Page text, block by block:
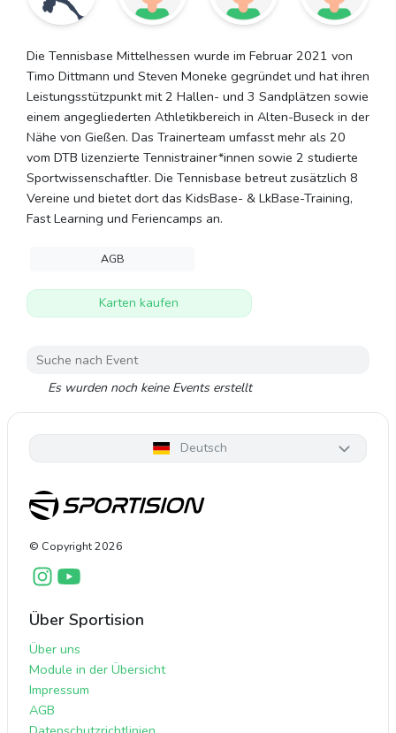
Die Tennisbase Mittelhessen wurde im Februar 2021 von
Timo Dittmann und Steven Moneke gegründet und hat ihren
Leistungsstützpunkt mit 2 Hallen- und 3 Sandplätzen sowie
einem angegliederten Athletikbereich in Alten-Buseck in der
Nähe von Gießen. Das Trainerteam umfasst mehr als 20
vom DTB lizenzierte Tennistrainer*innen sowie 2 studierte
Sportwissenschaftler. Die Tennisbase betreut zusätzlich 8
Vereine und bietet dort das KidsBase- & LkBase-Training,
Fast Learning und Feriencamps an.
AGB
Karten kaufen
Es wurden noch keine Events erstellt
Deutsch
© Copyright2026
Über Sportision
Über uns
Module in der Übersicht
Impressum
AGB